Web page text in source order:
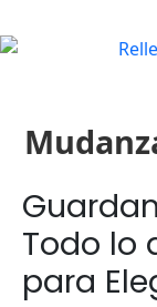
Todo lo
para